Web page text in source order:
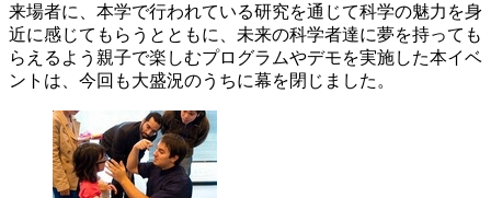
来場者に、本学で行われている研究を通じて科学の魅力を身
近に感じてもらうとともに、未来の科学者達に夢を持っても
らえるよう親子で楽しむプログラムやデモを実施した本イベ
ントは、今回も大盛況のうちに幕を閉じました。